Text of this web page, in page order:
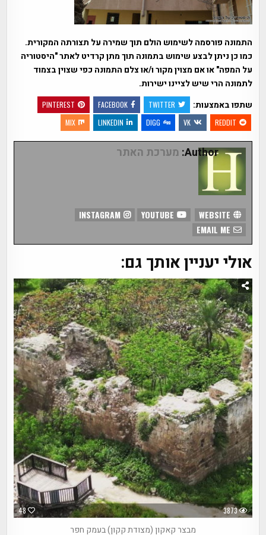
התמונה פורסמה לשימוש הולם תוך שמירה על תצורתה המקורית.
כמו כן ניתן לבצע שימוש בתמונה תוך מתן קרדיט לאתר "היסטוריה
על המפה" או אם מצוין מקור ו/או צלם התמונה כפי שצוין בצמוד
לתמונה הרי שיש לציינו ישירות.
שתפו באמצעות:
TWITTER
FACEBOOK
PINTEREST
REDDIT
VK
DIGG
LINKEDIN
MIX
Author: מערכת האתר
INSTAGRAM
אולי יעניין אותך גם:
48 3873
מבצר קאקון (מצודת קקון) בעמק חפר